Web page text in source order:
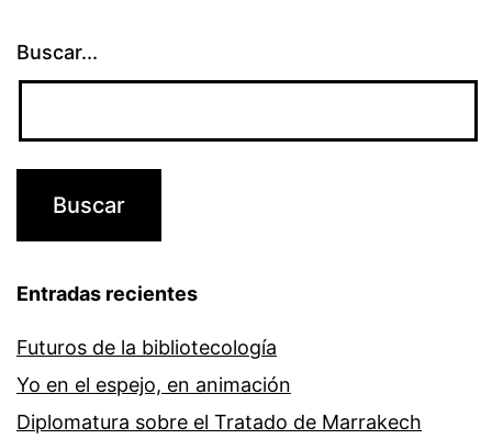
Buscar...
Entradas recientes
Futuros de la bibliotecología
Yo en el espejo, en animación
Diplomatura sobre el Tratado de Marrakech